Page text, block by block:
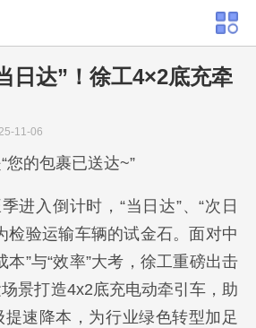
日达”！徐工4×2底充牵
11-06
您的包裹已送达~”
进入倒计时，“当日达”、“次日
检验运输车辆的试金石。面对中
本”与“效率”大考，徐工重磅出击
景打造4x2底充电动牵引车，助
速降本，为行业绿色转型加足